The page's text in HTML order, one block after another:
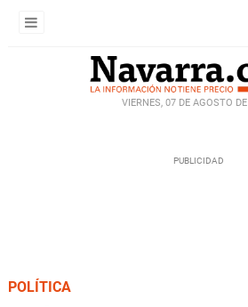
VIERNES, 07 DE AGOSTO
POLÍTICA